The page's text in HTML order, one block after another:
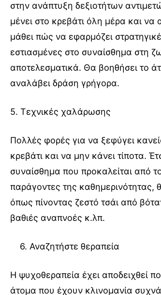
στην ανάπτυξη δεξιοτήτων
μένει στο κρεβάτι όλη μέρα και να
μάθει πώς να εφαρμόζει
εστιασμένες στο συναίσθημα στη
αποτελεσματικά. Θα βοηθήσει το
αναλάβει δράση γρήγορα.
5. Τεχνικές χαλάρωσης
Πολλές φορές για να ξεφύγει
κρεβάτι και να μην κάνει τίποτα.
συναίσθημα που προκαλείται από
παράγοντες της καθημερινότητας,
όπως πίνοντας ζεστό τσάι από
βαθιές αναπνοές κ.λπ.
6. Αναζητήστε θεραπεία
Η ψυχοθεραπεία έχει αποδειχθεί
άτομα που έχουν κλινομανία